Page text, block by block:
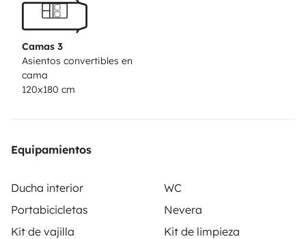
Camas 3
Asientos convertibles en
cama
120x180 cm
Equipamientos
Ducha interior
WC
Portabicicletas
Nevera
Kit de vajilla
Kit de limpieza